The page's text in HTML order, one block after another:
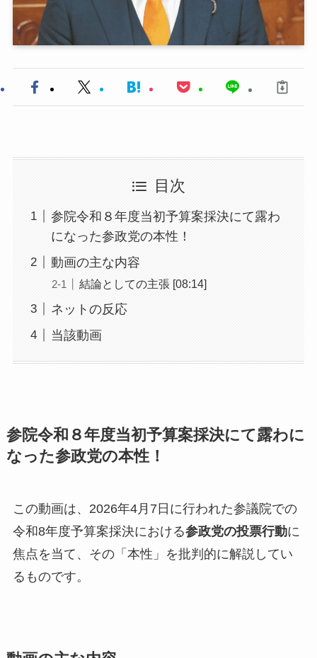
目次
参院令和８年度当初予算案採決にて露わ
になった参政党の本性！
動画の主な内容
結論としての主張 [08:14]
ネットの反応
当該動画
参院令和８年度当初予算案採決にて露わに
なった参政党の本性！
この動画は、2026年4月7日に行われた参議院での
令和8年度予算案採決における参政党の投票行動に
焦点を当て、その「本性」を批判的に解説してい
るものです。